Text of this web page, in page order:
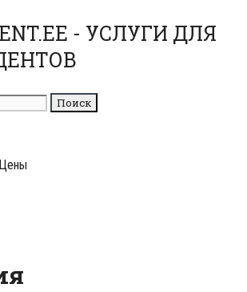
- УСЛУГИ ДЛЯ